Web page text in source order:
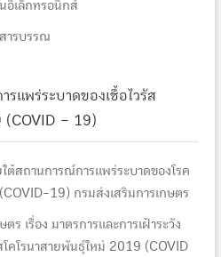
อิเล็กทรอนิกส์
ารบรรณ
รแพร่ระบาดของเชื้อไวรัส
(COVID – 19)
ต้สถานการณ์การแพร่ระบาดของโรค
19) กรมส่งเสริมการเกษตร
ร เรื่อง มาตรการและการเฝ้าระวัง
โคโรนาสายพันธุ์ใหม่ 2019 (COVID